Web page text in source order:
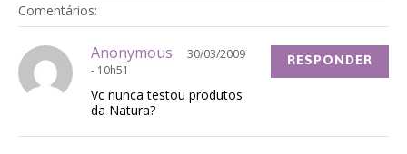
Comentários:
Anonymous
30/03/2009
- 10h51
Vc nunca testou produtos
da Natura?
RESPONDER